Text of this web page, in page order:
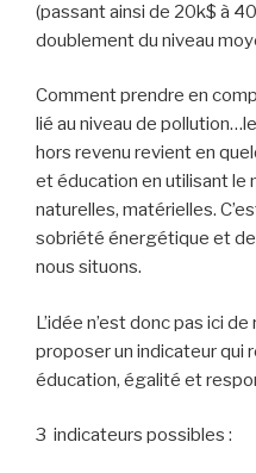
(passant ainsi de 20k$ à
doublement du niveau
Comment prendre en
lié au niveau de
hors revenu revient en
et éducation en utilisant le
naturelles, matérielles.
sobriété énergétique et
nous situons.
L’idée n’est donc pas ici
proposer un indicateur qui
éducation, égalité et
3 indicateurs possibles :